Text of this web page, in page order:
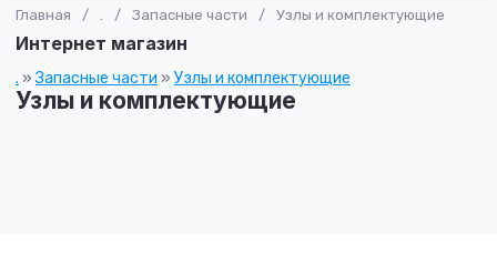
Главная / . / Запасные части / Узлы и комплектующие
Интернет магазин
. »Запасные части » Узлы и комплектующие
Узлы и комплектующие